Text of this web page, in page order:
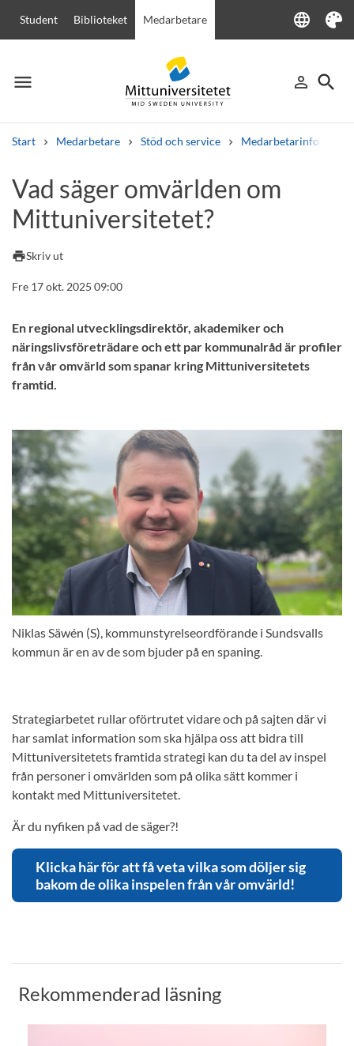
Student Biblioteket Medarbetare language
Language
Tema
menu
Meny person_outline
Logga in
search
Sök
Start Medarbetare Stöd och service Medarbetarinfo
Andra söktjänster
Kurser och program Kursplaner Välkomstbrev
Vad säger omvärlden om
Mittuniversitetet?
printSkriv ut
Fre 17 okt. 2025 09:00
En regional utvecklingsdirektör, akademiker och
näringslivsföreträdare och ett par kommunalråd är profiler
från vår omvärld som spanar kring Mittuniversitetets
framtid.
Niklas Säwén (S), kommunstyrelseordförande i Sundsvalls
kommun är en av de som bjuder på en spaning.
Strategiarbetet rullar oförtrutet vidare och på sajten där vi
har samlat information som ska hjälpa oss att bidra till
Mittuniversitetets framtida strategi kan du ta del av inspel
från personer i omvärlden som på olika sätt kommer i
kontakt med Mittuniversitetet.
Är du nyfiken på vad de säger?!
Klicka här för att få veta vilka som döljer sig
bakom de olika inspelen från vår omvärld!
Rekommenderad läsning